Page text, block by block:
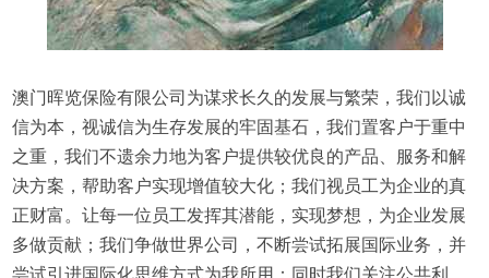
澳门晖览保险有限公司为谋求长久的发展与繁荣，我们以诚
信为本，视诚信为生存发展的牢固基石，我们置客户于重中
之重，我们不遗余力地为客户提供较优良的产品、服务和解
决方案，帮助客户实现增值较大化；我们视员工为企业的真
正财富。让每一位员工发挥其潜能，实现梦想，为企业发展
多做贡献；我们争做世界公司，不断尝试拓展国际业务，并
尝试引进国际化思维方式为我所用：同时我们关注公共利